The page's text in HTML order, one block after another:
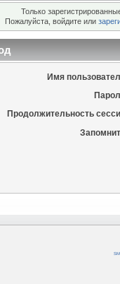
Только
Пожалуйста, войдите или
Имя
Продолжительность